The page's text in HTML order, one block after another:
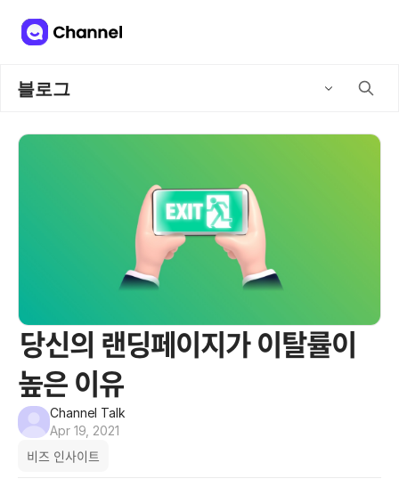
블로그
당신의 랜딩페이지가 이탈률이
높은 이유
Channel Talk
Apr 19, 2021
비즈 인사이트